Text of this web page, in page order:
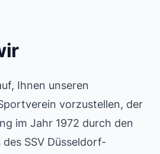
Ihnen unseren
vorzustellen, der
im Jahr 1972 durch den
SSV Düsseldorf-